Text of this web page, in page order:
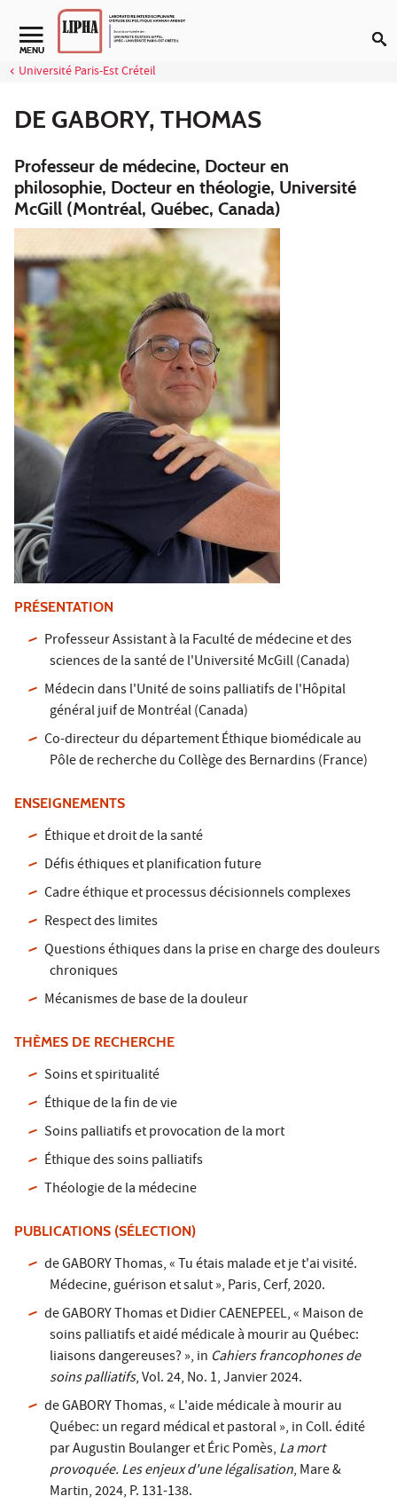
Aller au contenu
Navigation secondaire
MENU
Université Paris-Est Créteil
DE GABORY, THOMAS
Professeur de médecine, Docteur en
philosophie, Docteur en théologie, Université
McGill (Montréal, Québec, Canada)
PRÉSENTATION
Professeur Assistant à la Faculté de médecine et des
sciences de la santé de l'Université McGill (Canada)
Médecin dans l'Unité de soins palliatifs de l'Hôpital
général juif de Montréal (Canada)
Co-directeur du département Éthique biomédicale au
Pôle de recherche du Collège des Bernardins (France)
ENSEIGNEMENTS
Éthique et droit de la santé
Défis éthiques et planification future
Cadre éthique et processus décisionnels complexes
Respect des limites
Questions éthiques dans la prise en charge des douleurs
chroniques
Mécanismes de base de la douleur
THÈMES DE RECHERCHE
Soins et spiritualité
Éthique de la fin de vie
Soins palliatifs et provocation de la mort
Éthique des soins palliatifs
Théologie de la médecine
PUBLICATIONS (SÉLECTION)
de GABORY Thomas, « Tu étais malade et je t'ai visité.
Médecine, guérison et salut », Paris, Cerf, 2020.
de GABORY Thomas et Didier CAENEPEEL, « Maison de
soins palliatifs et aidé médicale à mourir au Québec:
liaisons dangereuses? », in Cahiers francophones de
soins palliatifs, Vol. 24, No. 1, Janvier 2024.
de GABORY Thomas, « L'aide médicale à mourir au
Québec: un regard médical et pastoral », in Coll. édité
par Augustin Boulanger et Éric Pomès, La mort
provoquée. Les enjeux d'une légalisation, Mare &
Martin, 2024, P. 131-138.